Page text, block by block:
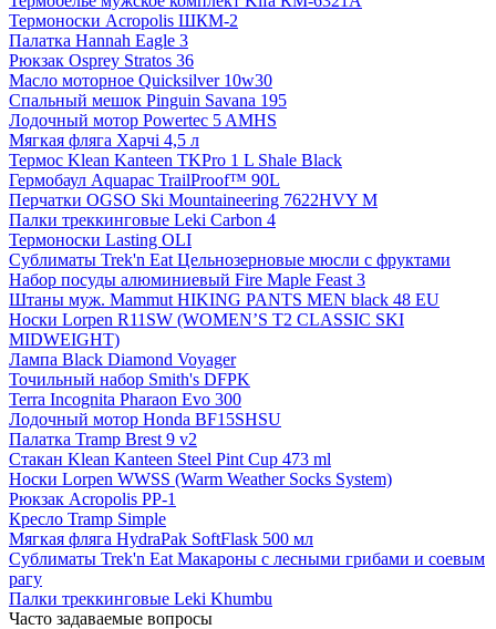
Термоноски Acropolis ШКМ-2
Палатка Hannah Eagle 3
Рюкзак Osprey Stratos 36
Масло моторное Quicksilver 10w30
Спальный мешок Pinguin Savana 195
Лодочный мотор Powertec 5 AMHS
Мягкая фляга Харчі 4,5 л
Термос Klean Kanteen TKPro 1 L Shale Black
Гермобаул Aquapac TrailProof™ 90L
Перчатки OGSO Ski Mountaineering 7622HVY M
Палки треккинговые Leki Carbon 4
Термоноски Lasting OLI
Сублиматы Trek'n Eat Цельнозерновые мюсли с фруктами
Набор посуды алюминиевый Fire Maple Feast 3
Штаны муж. Mammut HIKING PANTS MEN black 48 EU
Носки Lorpen R11SW (WOMEN’S T2 CLASSIC SKI
MIDWEIGHT)
Лампа Black Diamond Voyager
Точильный набор Smith's DFPK
Terra Incognita Pharaon Evo 300
Лодочный мотор Honda BF15SHSU
Палатка Tramp Brest 9 v2
Стакан Klean Kanteen Steel Pint Cup 473 ml
Носки Lorpen WWSS (Warm Weather Socks System)
Рюкзак Acropolis РР-1
Кресло Tramp Simple
Мягкая фляга HydraPak SoftFlask 500 мл
Сублиматы Trek'n Eat Макароны с лесными грибами и соевым
рагу
Палки треккинговые Leki Khumbu
Часто задаваемые вопросы